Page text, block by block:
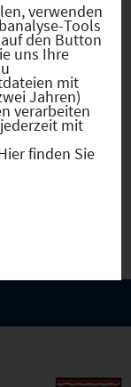
verwenden
Tools
den Button
uns Ihre
mit
Jahren)
verarbeiten
mit
finden Sie